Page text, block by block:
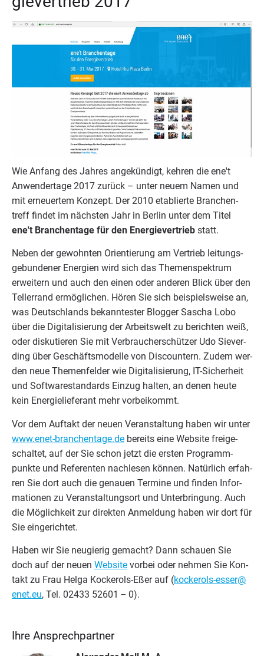
Wie Anfang des Jah­res ange­kün­digt, keh­ren die ene't
Anwen­der­ta­ge 2017 zurück – unter neu­em Namen und
mit erneu­er­tem Kon­zept. Der2010 eta­blier­te Bran­chen­
treff fin­det im nächs­ten Jahr in Ber­lin unter dem Titel
ene't Bran­chen­ta­ge für den Ener­gie­ver­trieb statt.
Neben der gewohn­ten Ori­en­tie­rung am Ver­trieb lei­tungs­
ge­bun­de­ner Ener­gien wird sich das The­men­spek­trum
erwei­tern und auch den einen oder ande­ren Blick über den
Tel­ler­rand ermög­li­chen. Hören Sie sich bei­spiels­wei­se an,
was Deutsch­lands bekann­tes­ter Blog­ger Sascha Lobo
über die Digi­ta­li­sie­rung der Arbeits­welt zu berich­ten weiß,
oder dis­ku­tie­ren Sie mit Ver­brau­cher­schüt­zer Udo Sie­ver­
ding über Geschäfts­mo­del­le von Dis­coun­tern. Zudem wer­
den neue The­men­fel­der wie Digi­ta­li­sie­rung, IT-Sicher­heit
und Soft­ware­stan­dards Ein­zug hal­ten, an denen heu­te
kein Ener­gie­lie­fe­rant mehr vorbeikommt.
Vor dem Auf­takt der neu­en Ver­an­stal­tung haben wir unter
www​.enet​-bran​chen​ta​ge​.de bereits eine Web­site frei­ge­
schal­tet, auf der Sie schon jetzt die ers­ten Pro­gramm­
punk­te und Refe­ren­ten nach­le­sen kön­nen. Natür­lich erfah­
ren Sie dort auch die genau­en Ter­mi­ne und fin­den Infor­
ma­tio­nen zu Ver­an­stal­tungs­ort und Unter­brin­gung. Auch
die Mög­lich­keit zur direk­ten Anmel­dung haben wir dort für
Sie eingerichtet.
Haben wir Sie neu­gie­rig gemacht? Dann schau­en Sie
doch auf der neu­en Web­site vor­bei oder neh­men Sie Kon­
takt zu Frau Hel­ga Kock­e­rols-Eßer auf (kockerols-​esser@​
enet.​eu, Tel. 02433 52601 – 0).
Ihre Ansprechpartner